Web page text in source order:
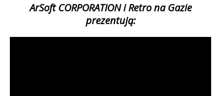
ArSoft CORPORATION i Retro na Gazie
prezentują: